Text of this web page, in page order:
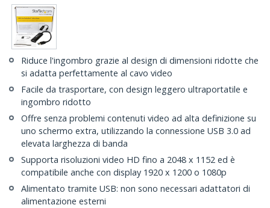
Riduce l'ingombro grazie al design di dimensioni ridotte che
si adatta perfettamente al cavo video
Facile da trasportare, con design leggero ultraportatile e
ingombro ridotto
Offre senza problemi contenuti video ad alta definizione su
uno schermo extra, utilizzando la connessione USB 3.0 ad
elevata larghezza di banda
Supporta risoluzioni video HD fino a 2048 x 1152 ed è
compatibile anche con display 1920 x 1200 o 1080p
Alimentato tramite USB: non sono necessari adattatori di
alimentazione esterni